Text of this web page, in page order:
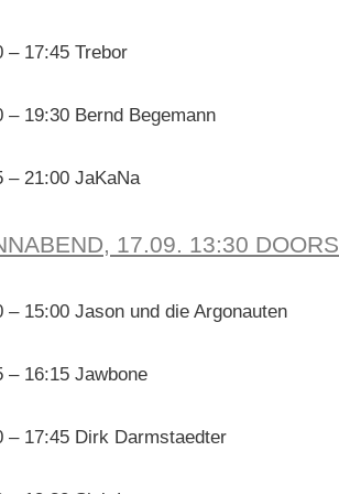
– 17:45 Trebor
– 19:30 Bernd Begemann
– 21:00 JaKaNa
17.09. 13:30
– 15:00 Jason und die Argonauten
– 16:15 Jawbone
– 17:45 Dirk Darmstaedter